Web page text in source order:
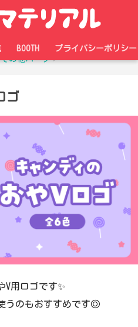
BOOTH
プライバシーポリシー
その他パーツ
ゴ
V用ロゴです✨
うのもおすすめです◎